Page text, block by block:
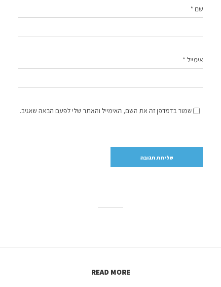
שם *
אימייל *
שמור בדפדפן זה את השם, האימייל והאתר שלי לפעם הבאה שאגיב.
READ MORE